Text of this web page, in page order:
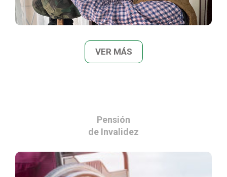
VER MÁS
Pensión
de Invalidez